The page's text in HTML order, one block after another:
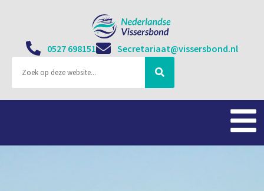
0527 698151 Secretariaat@vissersbond.nl